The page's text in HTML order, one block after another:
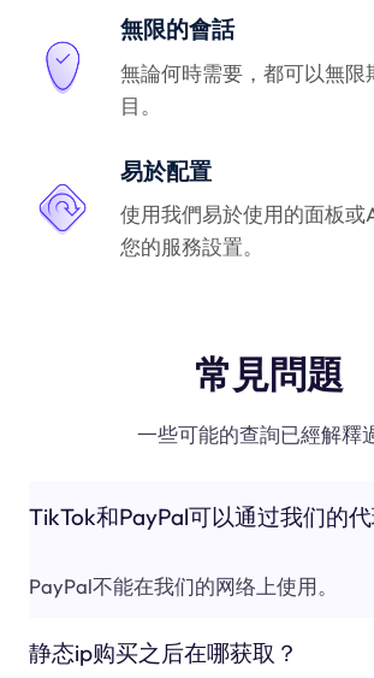
無限的會話
無論何時需要，都可以無限
目。
易於配置
使用我們易於使用的面板或
您的服務設置。
常見問題
一些可能的查詢已經解釋
TikTok和PayPal可以通过我们的
PayPal不能在我们的网络上使用。
静态ip购买之后在哪获取？